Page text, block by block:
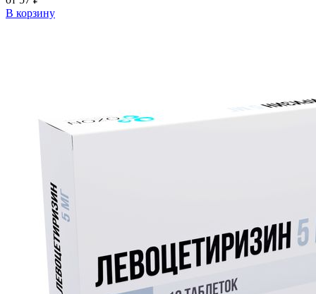
В корзину